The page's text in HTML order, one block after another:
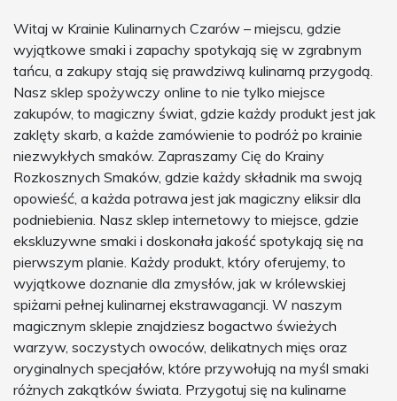
Witaj w Krainie Kulinarnych Czarów – miejscu, gdzie
wyjątkowe smaki i zapachy spotykają się w zgrabnym
tańcu, a zakupy stają się prawdziwą kulinarną przygodą.
Nasz sklep spożywczy online to nie tylko miejsce
zakupów, to magiczny świat, gdzie każdy produkt jest jak
zaklęty skarb, a każde zamówienie to podróż po krainie
niezwykłych smaków. Zapraszamy Cię do Krainy
Rozkosznych Smaków, gdzie każdy składnik ma swoją
opowieść, a każda potrawa jest jak magiczny eliksir dla
podniebienia. Nasz sklep internetowy to miejsce, gdzie
ekskluzywne smaki i doskonała jakość spotykają się na
pierwszym planie. Każdy produkt, który oferujemy, to
wyjątkowe doznanie dla zmysłów, jak w królewskiej
spiżarni pełnej kulinarnej ekstrawagancji. W naszym
magicznym sklepie znajdziesz bogactwo świeżych
warzyw, soczystych owoców, delikatnych mięs oraz
oryginalnych specjałów, które przywołują na myśl smaki
różnych zakątków świata. Przygotuj się na kulinarne